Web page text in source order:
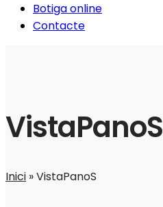
Botiga online
Contacte
VistaPanoS
Inici »VistaPanoS